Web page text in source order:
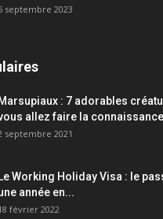
septembre 2023
Marsupiaux : 7 adorables
allez faire la
septembre 2021
Le Working Holiday Visa : le
année en...
février 2022